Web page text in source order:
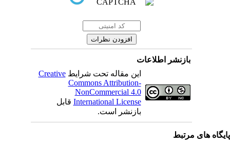
بازنشر اطلاعات
این مقاله تحت شرایطCreative
Commons Attribution-
NonCommercial 4.0
International Licenseقابل
بازنشر است.
های مرتبط